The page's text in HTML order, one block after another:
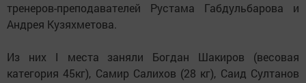
тренеров-преподавателей Рустама Габдульбарова и
Андрея Кузяхметова.
Из них I места заняли Богдан Шакиров (весовая
категория 45кг), Самир Салихов (28 кг), Саид Султанов